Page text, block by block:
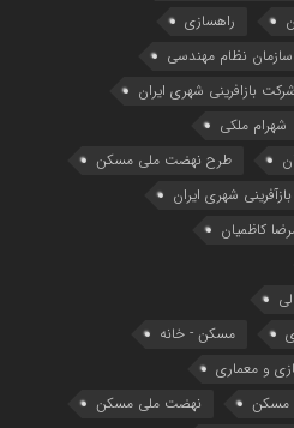
راهسازی
سازمان نظام مهندسی
شرکت بازافرینی شهری ایران
شهرام ملکی
طرح نهضت ملی مسکن
شهری ایران
کاظمیان
مسکن - خانه
و معماري
مسکن
نهضت ملی مسکن